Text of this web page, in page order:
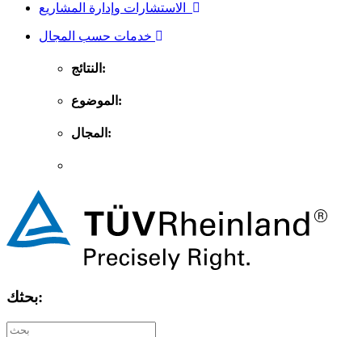
النتائج:
الموضوع:
المجال:
بحثك: